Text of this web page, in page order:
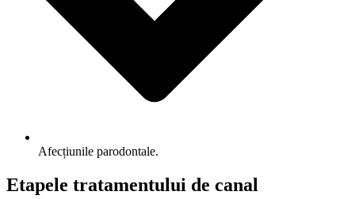
Afecțiunile parodontale.
Etapele tratamentului de canal